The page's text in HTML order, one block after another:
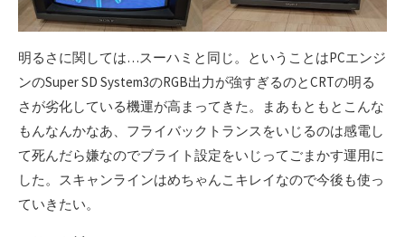
明るさに関しては…スーハミと同じ。ということはPCエンジ
ンのSuper SD System3のRGB出力が強すぎるのとCRTの明る
さが劣化している機運が高まってきた。まあもともとこんな
もんなんかなあ、フライバックトランスをいじるのは感電し
て死んだら嫌なのでブライト設定をいじってごまかす運用に
した。スキャンラインはめちゃんこキレイなので今後も使っ
ていきたい。